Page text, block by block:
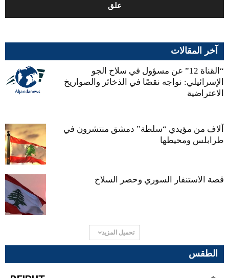
آخر المقالات
“القناة 12” عن مسؤول في سلاح الجو
الإسرائيلي: نواجه نقصًا في الذخائر والصواريخ
الاعتراضية
آلاف من مؤيدي “سلطة” دمشق منتشرون في
طرابلس ومحيطها
قصة الاستنفار السوري وحصر السلاح
تحميل المزيد
الطقس